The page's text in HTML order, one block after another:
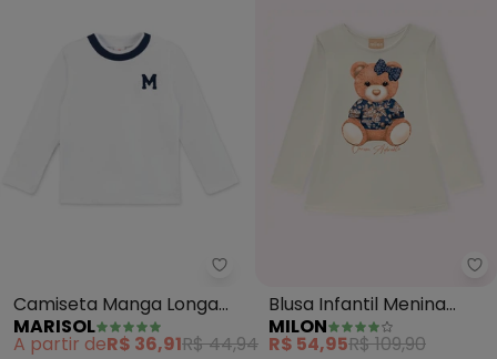
Marisol - Camiseta Manga
Camiseta Manga Longa
Infantil (Branco)
MARISOL
A partir deR$ 36,91R$ 44,94
Blusa Infantil Menina
Ursinho (Off White)
MILON
R$ 54,95R$ 109,90